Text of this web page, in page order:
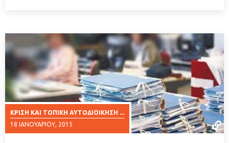
ΚΡΊΣΗ ΚΑΙ ΤΟΠΙΚΉ ΑΥΤΟΔΙΟΊΚΗΣΗ ...
18 ΙΑΝΟΥΑΡΊΟΥ, 2015